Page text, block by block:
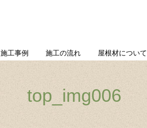
施工事例 施工の流れ 屋根材について
top_img006